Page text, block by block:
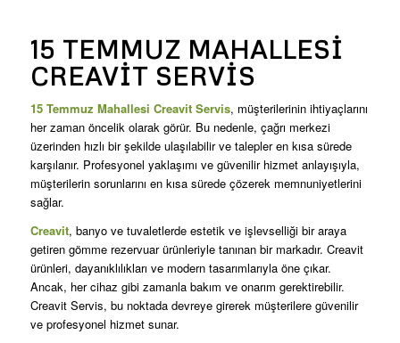
15 TEMMUZ MAHALLESI
CREAVIT SERVIS
15 Temmuz Mahallesi Creavit Servis, müşterilerinin ihtiyaçlarını
her zaman öncelik olarak görür. Bu nedenle, çağrı merkezi
üzerinden hızlı bir şekilde ulaşılabilir ve talepler en kısa sürede
karşılanır. Profesyonel yaklaşımı ve güvenilir hizmet anlayışıyla,
müşterilerin sorunlarını en kısa sürede çözerek memnuniyetlerini
sağlar.
Creavit, banyo ve tuvaletlerde estetik ve işlevselliği bir araya
getiren gömme rezervuar ürünleriyle tanınan bir markadır. Creavit
ürünleri, dayanıklılıkları ve modern tasarımlarıyla öne çıkar.
Ancak, her cihaz gibi zamanla bakım ve onarım gerektirebilir.
Creavit Servis, bu noktada devreye girerek müşterilere güvenilir
ve profesyonel hizmet sunar.